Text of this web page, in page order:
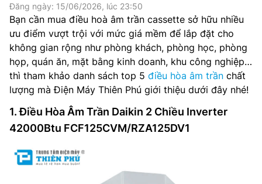
Đăng ngày: 15/06/2026, lúc 23:50
Bạn cần mua điều hoà âm trần cassette sở hữu nhiều
ưu điểm vượt trội với mức giá mềm để lắp đặt cho
không gian rộng như phòng khách, phòng học, phòng
họp, quán ăn, mặt bằng kinh doanh, khu công nghiệp…
thì tham khảo danh sách top 5 điều hòa âm trần chất
lượng mà Điện Máy Thiên Phú giới thiệu dưới đây nhé!
1. Điều Hòa Âm Trần Daikin 2 Chiều Inverter
42000Btu FCF125CVM/RZA125DV1